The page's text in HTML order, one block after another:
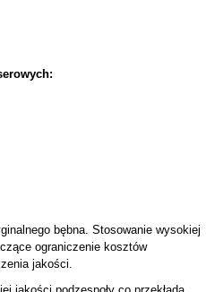
bębna. Stosowanie wysokiej
ograniczenie kosztów
jakości.